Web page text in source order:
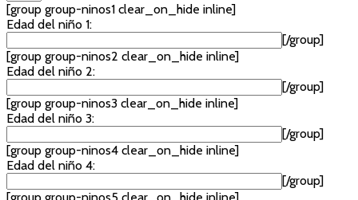
[group group-ninos1 clear_on_hide inline]
Edad del niño 1:
[/group]
[group group-ninos2 clear_on_hide inline]
Edad del niño 2:
[/group]
[group group-ninos3 clear_on_hide inline]
Edad del niño 3:
[/group]
[group group-ninos4 clear_on_hide inline]
Edad del niño 4:
[/group]